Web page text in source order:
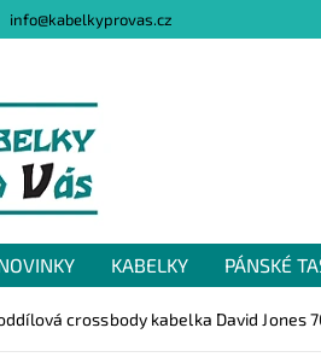
info@kabelkyprovas.cz
KABELKY PÁNSKÉ
GDPR NAPIŠTE NÁM
crossbody kabelka David Jones